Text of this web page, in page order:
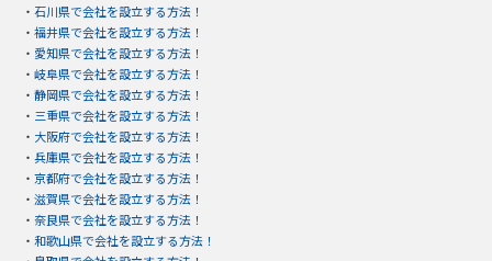
・ 石川県で会社を設立する方法！
・ 福井県で会社を設立する方法！
・ 愛知県で会社を設立する方法！
・ 岐阜県で会社を設立する方法！
・ 静岡県で会社を設立する方法！
・ 三重県で会社を設立する方法！
・ 大阪府で会社を設立する方法！
・ 兵庫県で会社を設立する方法！
・ 京都府で会社を設立する方法！
・ 滋賀県で会社を設立する方法！
・ 奈良県で会社を設立する方法！
・ 和歌山県で会社を設立する方法！